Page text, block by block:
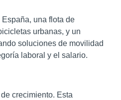
una flota de
urbanas, y un
soluciones de movilidad
laboral y el salario.
crecimiento. Esta